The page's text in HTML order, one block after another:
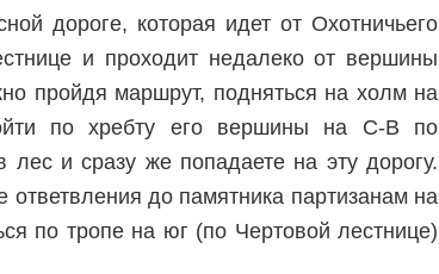
дороге, которая идет от Охотничьего
и проходит недалеко от вершины
пройдя маршрут, подняться на холм на
по хребту его вершины на С-В по
лес и сразу же попадаете на эту дорогу.
до памятника партизанам на
по тропе на юг (по Чертовой лестнице)